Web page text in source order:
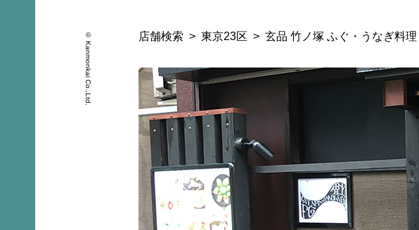
© Kanmonkai Co.,Ltd. 店舗検索 東京23区 玄品 竹ノ塚 ふぐ・うなぎ料理